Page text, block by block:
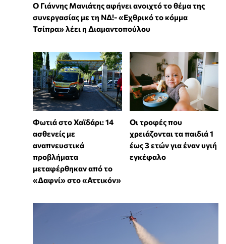
Ο Γιάννης Μανιάτης αφήνει ανοιχτό το θέμα της
συνεργασίας με τη ΝΔ!- «Εχθρικό το κόμμα
Τσίπρα» λέει η Διαμαντοπούλου
Φωτιά στο Χαϊδάρι: 14
ασθενείς με
αναπνευστικά
προβλήματα
μεταφέρθηκαν από το
«Δαφνί» στο «Αττικόν»
Οι τροφές που
χρειάζονται τα παιδιά 1
έως 3 ετών για έναν υγιή
εγκέφαλο